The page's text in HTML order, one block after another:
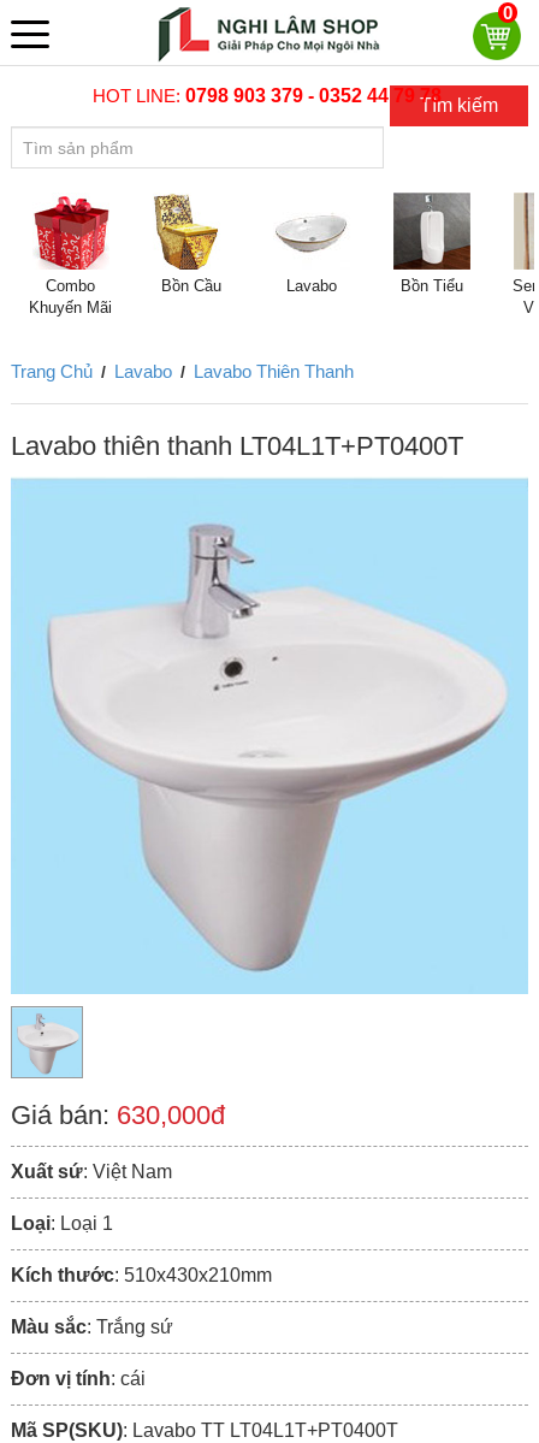
0
HOT LINE:0798 903 379 - 0352 44 79 78Tìm kiếm
Combo
Khuyến Mãi
Bồn Cầu Lavabo Bồn Tiểu
Trang Chủ / Lavabo / Lavabo Thiên Thanh
Lavabo thiên thanh LT04L1T+PT0400T
Giá bán: 630,000đ
Xuất sứ: Việt Nam
Loại: Loại 1
Kích thước: 510x430x210mm
Màu sắc: Trắng sứ
Đơn vị tính: cái
Mã SP(SKU): Lavabo TT LT04L1T+PT0400T